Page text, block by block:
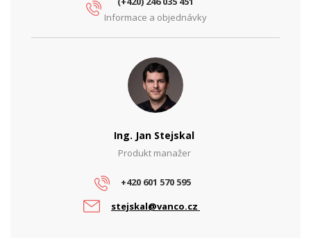
Rychlost Downstream (Mbps) 9950
APC
SC
1270
Informace a objednávky
Ing. Jan Stejskal
Produkt manažer
+420 601 570 595
stejskal@vanco.cz